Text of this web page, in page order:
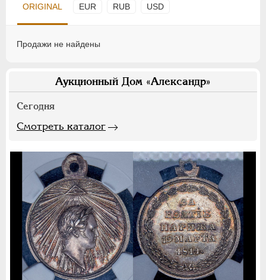
ORIGINAL EUR RUB USD
Продажи не найдены
Аукционный Дом «Александр»
Сегодня
Смотреть каталог